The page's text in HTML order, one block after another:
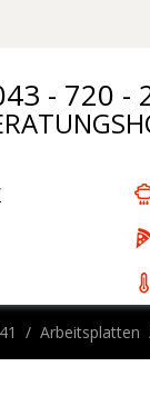
- 720 -
Arbeitsplatten